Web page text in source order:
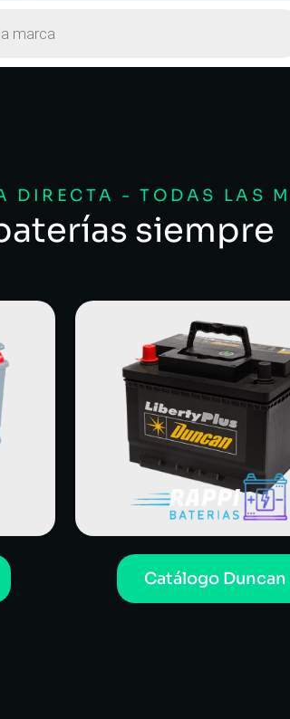
DIRECTA - TODAS LAS
siempre
Catálogo Duncan